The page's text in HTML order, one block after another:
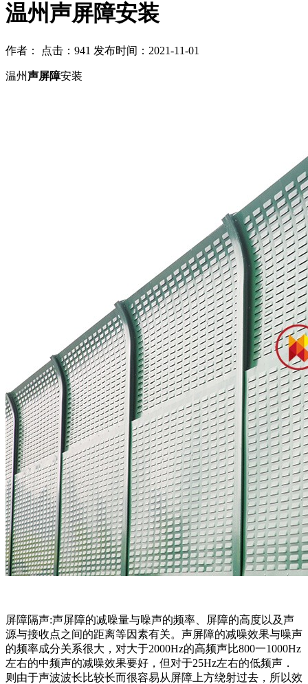
温州声屏障安装
作者： 点击：941 发布时间：2021-11-01
温州声屏障安装
屏障隔声:声屏障的减噪量与噪声的频率、屏障的高度以及声
源与接收点之间的距离等因素有关。声屏障的减噪效果与噪声
的频率成分关系很大，对大于2000Hz的高频声比800一1000Hz
左右的中频声的减噪效果要好，但对于25Hz左右的低频声．
则由于声波波长比较长而很容易从屏障上方绕射过去，所以效